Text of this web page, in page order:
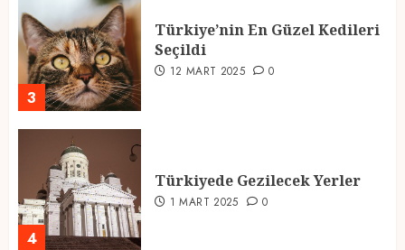
3
Türkiye’nin En Güzel Kedileri
Seçildi
12 MART 2025 0
4
Türkiyede Gezilecek Yerler
1 MART 2025 0